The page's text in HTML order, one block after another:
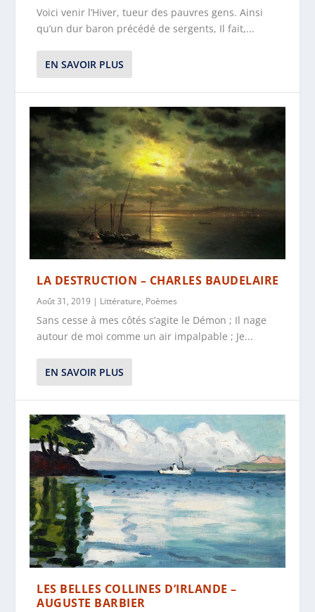
Voici venir l’Hiver, tueur des pauvres gens. Ainsi
qu’un dur baron précédé de sergents, Il fait,...
EN SAVOIR PLUS
LA DESTRUCTION – CHARLES BAUDELAIRE
Août 31, 2019 | Littérature, Poèmes
Sans cesse à mes côtés s’agite le Démon ; Il nage
autour de moi comme un air impalpable ; Je...
EN SAVOIR PLUS
LES BELLES COLLINES D’IRLANDE –
AUGUSTE BARBIER